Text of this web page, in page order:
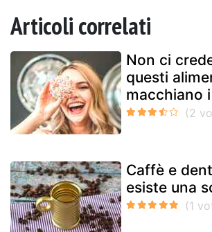
Articoli correlati
Non ci
questi
macchiano
Caffè e
esiste una